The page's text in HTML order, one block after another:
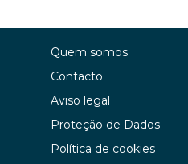
Quem somos
Contacto
Aviso legal
Proteção de Dados
Política de cookies